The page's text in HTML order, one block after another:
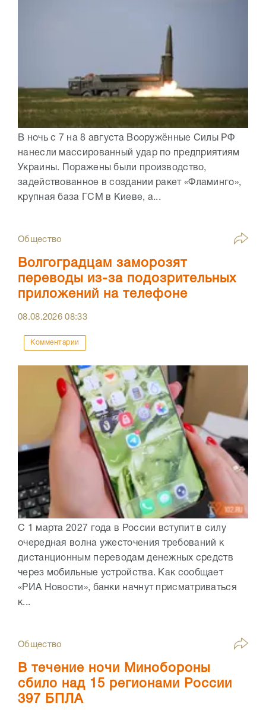
В ночь с 7 на 8 августа Вооружённые Силы РФ
нанесли массированный удар по предприятиям
Украины. Поражены были производство,
задействованное в создании ракет «Фламинго»,
крупная база ГСМ в Киеве, а...
Общество
Волгоградцам заморозят
переводы из-за подозрительных
приложений на телефоне
08.08.202608:33
Комментарии
С 1 марта 2027 года в России вступит в силу
очередная волна ужесточения требований к
дистанционным переводам денежных средств
через мобильные устройства. Как сообщает
«РИА Новости», банки начнут присматриваться
к...
Общество
В течение ночи Минобороны
сбило над 15 регионами России
397 БПЛА